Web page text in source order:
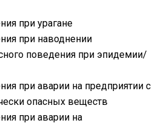
при урагане
при наводнении
поведения при эпидемии/
при аварии на предприятии с
опасных веществ
при аварии на